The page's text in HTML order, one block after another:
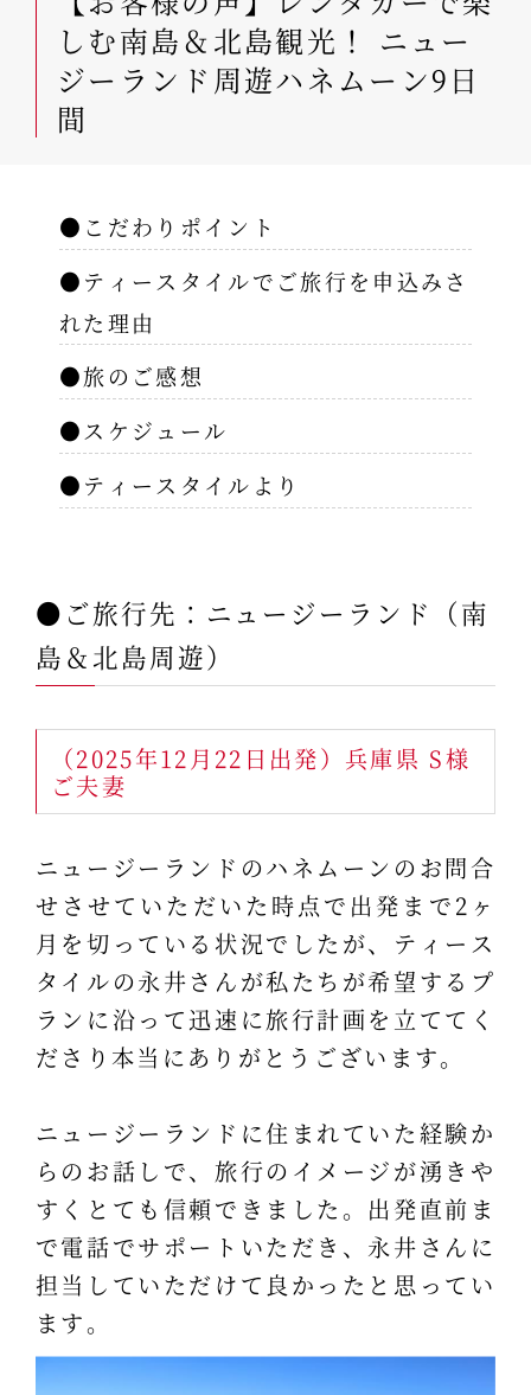
しむ南島＆北島観光！ ニュー
ジーランド周遊ハネムーン9日
間
●こだわりポイント
●ティースタイルでご旅行を申込みさ
れた理由
●旅のご感想
●スケジュール
●ティースタイルより
●ご旅行先：ニュージーランド（南
島＆北島周遊）
（2025年12月22日出発）兵庫県 S様
ご夫妻
ニュージーランドのハネムーンのお問合
せさせていただいた時点で出発まで2ヶ
月を切っている状況でしたが、ティース
タイルの永井さんが私たちが希望するプ
ランに沿って迅速に旅行計画を立ててく
ださり本当にありがとうございます。
ニュージーランドに住まれていた経験か
らのお話しで、旅行のイメージが湧きや
すくとても信頼できました。出発直前ま
で電話でサポートいただき、永井さんに
担当していただけて良かったと思ってい
ます。